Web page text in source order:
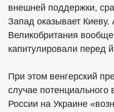
внешней поддержки,
Запад оказывает
Великобритания
капитулировали перед
При этом венгерский
случае потенциального
России на Украине